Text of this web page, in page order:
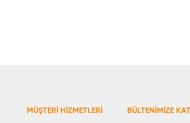
MÜŞTERI HIZMETLERI BÜLTENIMIZE